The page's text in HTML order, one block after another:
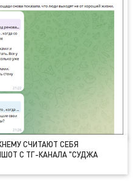
СЧИТАЮТ СЕБЯ
С ТГ-КАНАЛА "СУДЖА